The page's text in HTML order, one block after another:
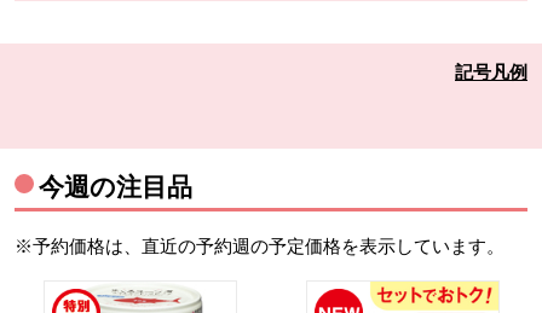
記号凡例
今週の注目品
※予約価格は、直近の予約週の予定価格を表示しています。